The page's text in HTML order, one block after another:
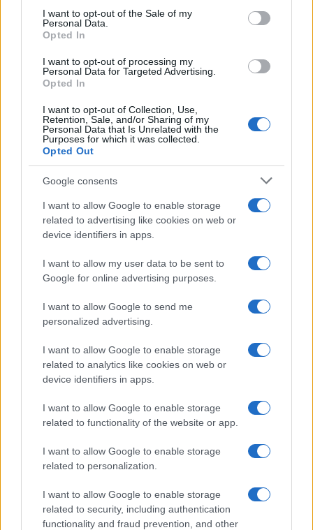
I want to opt-out of the Sale of my
Personal Data.
Opted In
I want to opt-out of processing my
Personal Data for Targeted Advertising.
Opted In
I want to opt-out of Collection, Use,
Retention, Sale, and/or Sharing of my
Personal Data that Is Unrelated with the
Purposes for which it was collected.
Opted Out
Google consents
I want to allow Google to enable storage
related to advertising like cookies on web or
device identifiers in apps.
I want to allow my user data to be sent to
Google for online advertising purposes.
I want to allow Google to send me
personalized advertising.
I want to allow Google to enable storage
related to analytics like cookies on web or
device identifiers in apps.
I want to allow Google to enable storage
related to functionality of the website or app.
I want to allow Google to enable storage
related to personalization.
I want to allow Google to enable storage
related to security, including authentication
functionality and fraud prevention, and other
Ormai sono un partito normale, alla faccia del
Parlamento da aprire come una scatoletta di
91
Vignetta del 07/08/2026
Vai all'archivio delle vignette
Caro Porro, abbiamo davvero
perso il rispetto per i morti
Dalle foto ritoccate con l’IA ai volti dei defunti
“ringiovaniti”: quando perfino il lutto diventa un
contenuto da social
La Posta
9 Agosto 2026, 19:56